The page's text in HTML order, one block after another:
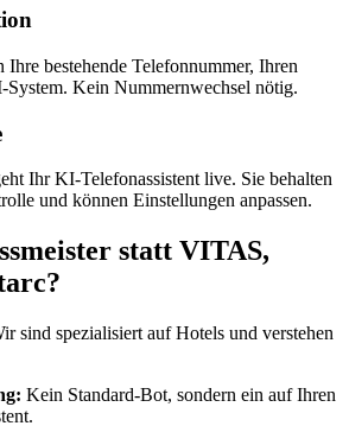
bestehende Telefonnummer, Ihren
Kein Nummernwechsel nötig.
Ihr KI-Telefonassistent live. Sie behalten
und können Einstellungen anpassen.
statt VITAS,
sind spezialisiert auf Hotels und verstehen
Kein Standard-Bot, sondern ein auf Ihren